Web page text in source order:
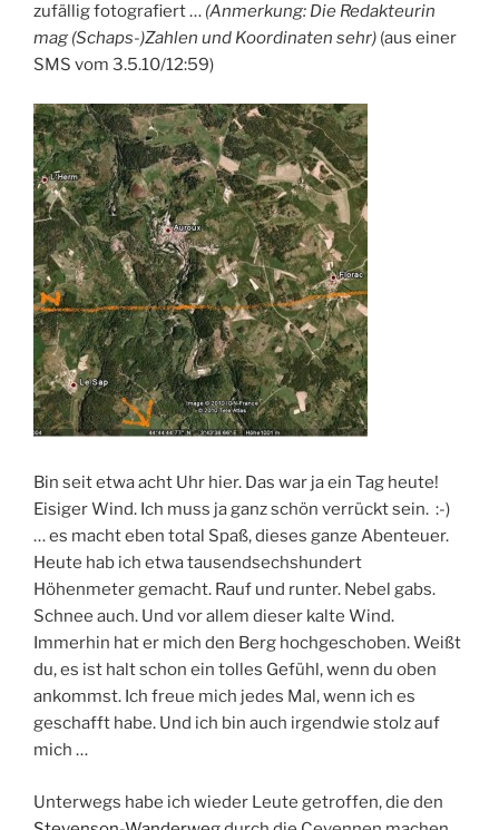
zufällig fotografiert … (Anmerkung: Die Redakteurin
mag (Schaps-)Zahlen und Koordinaten sehr) (aus einer
SMS vom 3.5.10/12:59)
Bin seit etwa acht Uhr hier. Das war ja ein Tag heute!
Eisiger Wind. Ich muss ja ganz schön verrückt sein. :-)
… es macht eben total Spaß, dieses ganze Abenteuer.
Heute hab ich etwa tausendsechshundert
Höhenmeter gemacht. Rauf und runter. Nebel gabs.
Schnee auch. Und vor allem dieser kalte Wind.
Immerhin hat er mich den Berg hochgeschoben. Weißt
du, es ist halt schon ein tolles Gefühl, wenn du oben
ankommst. Ich freue mich jedes Mal, wenn ich es
geschafft habe. Und ich bin auch irgendwie stolz auf
mich …
Unterwegs habe ich wieder Leute getroffen, die den